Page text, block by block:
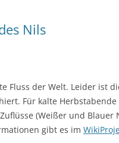
Nils
Fluss der Welt. Leider ist
Für kalte
(Weißer und
gibt es im